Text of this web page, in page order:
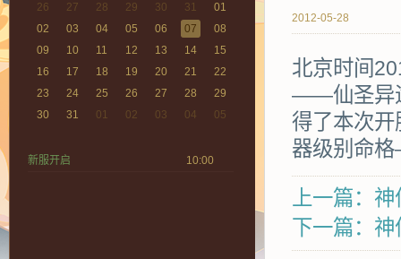
26
27 28 29 30 31
01
02
03 04 05 06 07
08
09
10 11 12 13 14
15
16
17 18 19 20 21
22
23
24 25 26 27 28
29
30
31 01 02 03 04 05
新服开启 10:00
2012-05-28
北京时间
——仙圣异
得了本次
器级别命
上一篇：
下一篇：